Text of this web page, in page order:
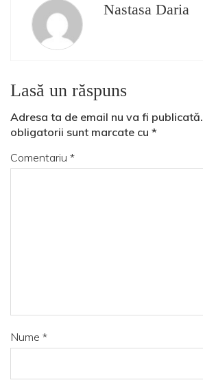
Nastasa Daria
Lasă un răspuns
Adresa ta de email nu va fi publicată.
obligatorii sunt marcate cu *
Comentariu *
Nume *